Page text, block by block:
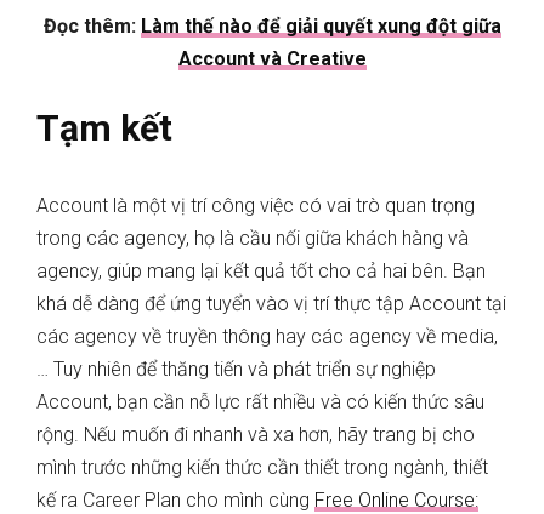
Đọc thêm: Làm thế nào để giải quyết xung đột giữa
Account và Creative
Tạm kết
Account là một vị trí công việc có vai trò quan trọng
trong các agency, họ là cầu nối giữa khách hàng và
agency, giúp mang lại kết quả tốt cho cả hai bên. Bạn
khá dễ dàng để ứng tuyển vào vị trí thực tập Account tại
các agency về truyền thông hay các agency về media,
… Tuy nhiên để thăng tiến và phát triển sự nghiệp
Account, bạn cần nỗ lực rất nhiều và có kiến thức sâu
rộng. Nếu muốn đi nhanh và xa hơn, hãy trang bị cho
mình trước những kiến thức cần thiết trong ngành, thiết
kế ra Career Plan cho mình cùng Free Online Course: